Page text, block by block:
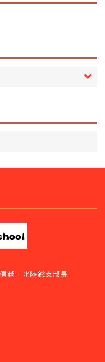
越・北陸総支部長